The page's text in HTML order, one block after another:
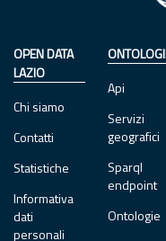
OPEN DATA
LAZIO
Chi siamo
Contatti
Statistiche
Informativa
dati
personali
Api
Servizi
geografici
Sparql
endpoint
Ontologie